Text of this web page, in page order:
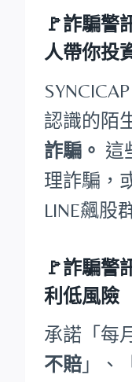
🚩詐騙警
人帶你投
認識的陌
詐騙。 這
理詐騙，
LINE飆股
🚩詐騙警
利低風險
承諾「每
不賠 」、